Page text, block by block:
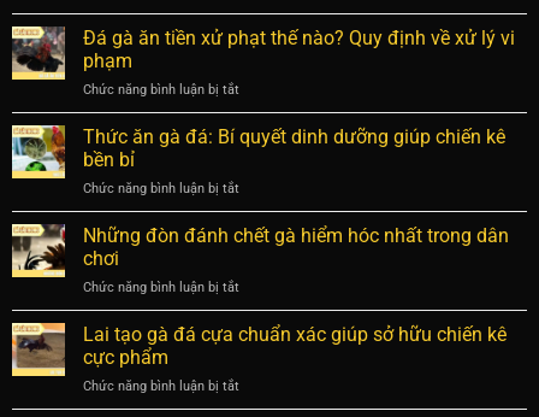
Các
Vi
Phạm
Đá
Gà
Thomo
Cần
Biết
Đá gà ăn tiền xử phạt thế nào? Quy định về xử lý vi
phạm
Chức năng bình luận bị tắtở
Đá
gà
ăn
xử
phạt
thế
định
về
xử
Thức ăn gà đá: Bí quyết dinh dưỡng giúp chiến kê
bền bỉ
Chức năng bình luận bị tắtở
Thức
ăn
Bí
quyết
dinh
chiến
kê
Những đòn đánh chết gà hiểm hóc nhất trong dân
chơi
Chức năng bình luận bị tắtở
Những
đòn
gà
hiểm
Lai tạo gà đá cựa chuẩn xác giúp sở hữu chiến kê
cực phẩm
Chức năng bình luận bị tắtở
Lai